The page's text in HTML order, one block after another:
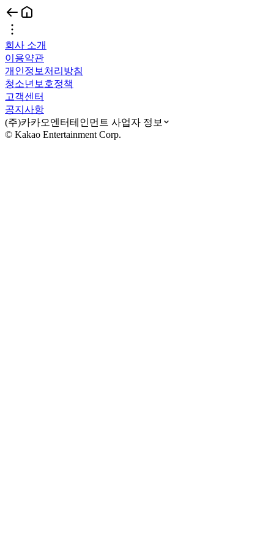
회사 소개
이용약관
개인정보처리방침
청소년보호정책
고객센터
공지사항
(주)카카오엔터테인먼트 사업자 정보
© Kakao Entertainment Corp.